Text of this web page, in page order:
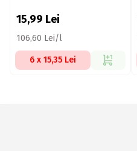
15,99 Lei
106,60 Lei/l
6 x 15,35 Lei